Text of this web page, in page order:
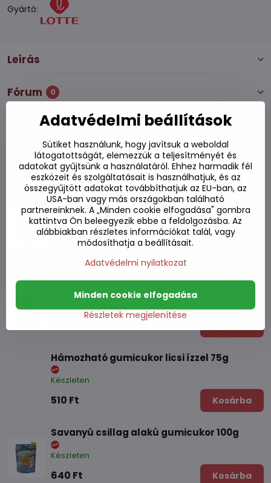
Gyártó:
Leírás
Fórum 0
Alternatív termékek
XL Hámozható gumicukor őszibarack ízzel
150g
Készleten
1370 Ft
Hámozható gumicukor szőlő ízzel 75g
Hámozható gumicukor licsi ízzel 75g
Készleten
510 Ft Kosárba
Savanyú csillag alakú gumicukor 100g
Készleten
640 Ft Kosárba
Adatvédelmi beállítások
Sütiket használunk, hogy javítsuk a weboldal
látogatottságát, elemezzük a teljesítményét és
adatokat gyűjtsünk a használatáról. Ehhez harmadik fél
eszközeit és szolgáltatásait is használhatjuk, és az
összegyűjtött adatokat továbbíthatjuk az EU-ban, az
USA-ban vagy más országokban található
partnereinknek. A „Minden cookie elfogadása" gombra
kattintva Ön beleegyezik ebbe a feldolgozásba. Az
alábbiakban részletes információkat talál, vagy
módosíthatja a beállításait.
Adatvédelmi nyilatkozat
Részletek megjelenítése
Minden cookie elfogadása